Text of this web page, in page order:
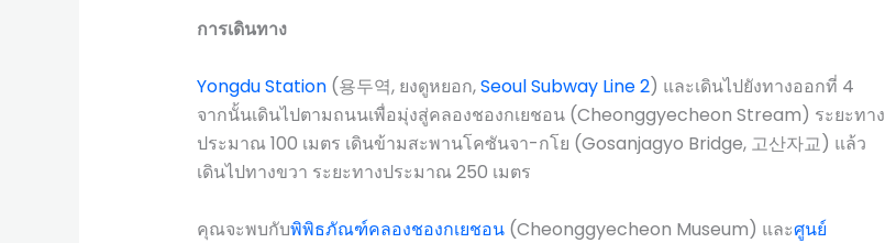
การเดินทาง
Yongdu Station(용두역, ยงดูหยอก,Seoul Subway Line 2) และเดินไปยังทางออกที่ 4
จากนั้นเดินไปตามถนนเพื่อมุ่งสู่คลองชองกเยชอน (Cheonggyecheon Stream) ระยะทาง
ประมาณ 100 เมตร เดินข้ามสะพานโคซันจา-กโย (Gosanjagyo Bridge, 고산자교) แล้ว
เดินไปทางขวา ระยะทางประมาณ 250 เมตร
คุณจะพบกับพิพิธภัณฑ์คลองชองกเยชอน(Cheonggyecheon Museum) และศูนย์